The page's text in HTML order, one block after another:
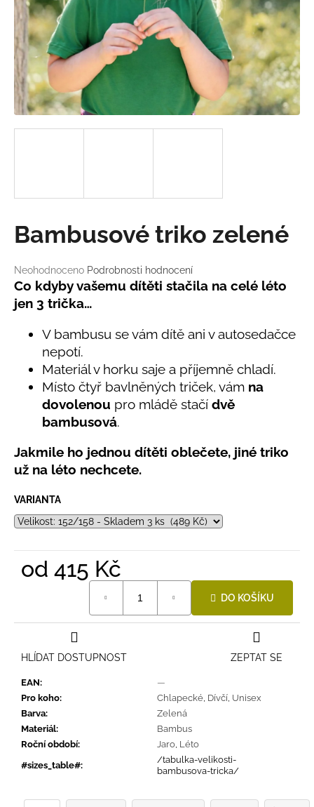
Průměrné
hodnocení
produktu
je
hvězdiček.
Neohodnoceno Podrobnosti hodnocení
Bambusové triko zelené
Co kdyby vašemu dítěti stačila na celé léto
jen 3 trička…
V bambusu se vám dítě ani v autosedačce
nepotí.
Materiál v horku saje a příjemně chladí.
Místo čtyř bavlněných triček, vám na
dovolenou pro mládě stačí dvě
bambusová.
Jakmile ho jednou dítěti oblečete, jiné triko
už na léto nechcete.
VARIANTA
od 415 Kč
DO KOŠÍKU
EAN:
—
Pro koho: Chlapecké, Dívčí, Unisex
Barva:
Zelená
Materiál:
Bambus
Roční období: Jaro, Léto
#sizes_table#:
/tabulka-velikosti-
bambusova-tricka/
ZEPTAT SE
HLÍDAT DOSTUPNOST
a
j
í
t
?
D
o
o
r
u
č
TRIKO
NÁMOŘNICKÉ
PRUHY
435
Kč